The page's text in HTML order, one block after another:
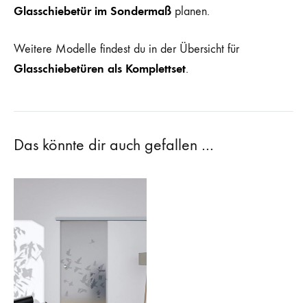
Glasschiebetür im Sondermaß planen.
Weitere Modelle findest du in der Übersicht für
Glasschiebetüren als Komplettset.
Das könnte dir auch gefallen …